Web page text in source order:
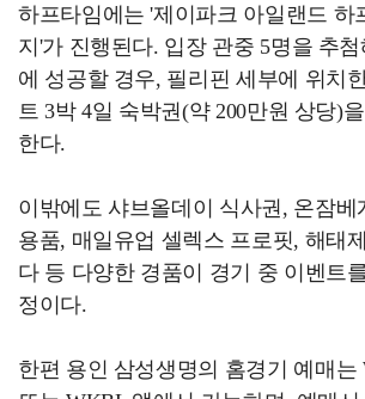
하프타임에는 '제이파크 아일랜드 하
지'가 진행된다. 입장 관중 5명을 추
에 성공할 경우, 필리핀 세부에 위치
트 3박 4일 숙박권(약 200만원 상당)
한다.
이밖에도 샤브올데이 식사권, 온잠베
용품, 매일유업 셀렉스 프로핏, 해태
다 등 다양한 경품이 경기 중 이벤트
정이다.
한편 용인 삼성생명의 홈경기 예매는